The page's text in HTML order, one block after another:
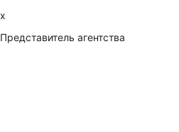
Представитель агентства